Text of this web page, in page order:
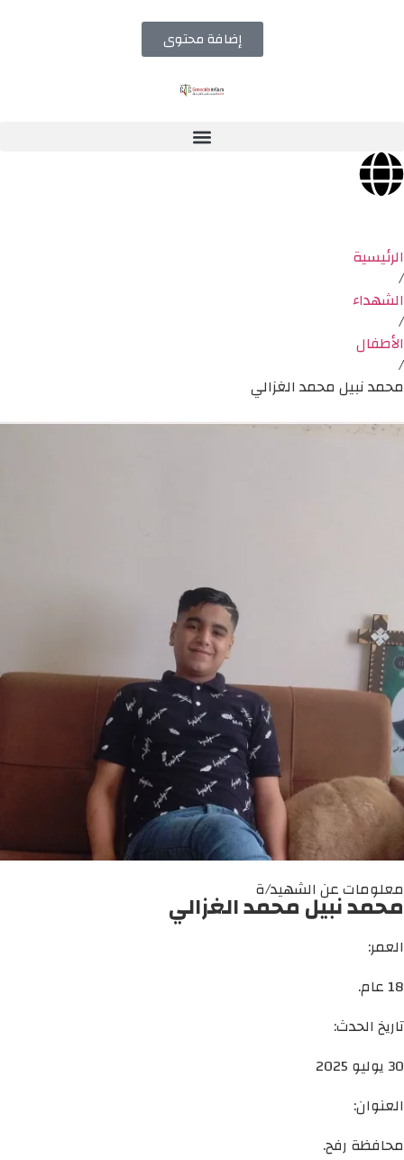
إضافة محتوى
الرئيسية
/
الشهداء
/
الأطفال
/
محمد نبيل محمد الغزالي
معلومات عن الشهيد/ة
محمد نبيل محمد الغزالي
العمر:
18 عام.
تاريخ الحدث:
30 يوليو 2025
العنوان:
محافظة رفح.